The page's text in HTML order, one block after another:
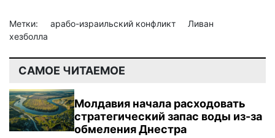
Метки: арабо-израильский конфликт
Ливан
хезболла
САМОЕ ЧИТАЕМОЕ
Молдавия начала расходовать
стратегический запас воды из-за
обмеления Днестра